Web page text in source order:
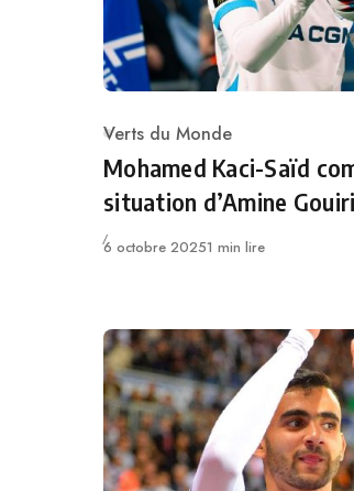
Category
Verts du Monde
Mohamed Kaci-Saïd
situation d’Amine
Publié
6 octobre 20251 min lire